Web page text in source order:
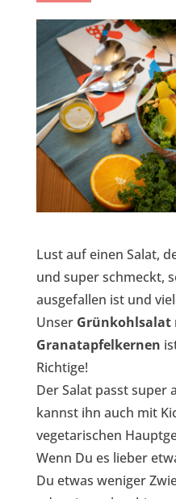
Lust auf einen Salat,
und super schmeckt,
ausgefallen ist und
Unser Grünkohlsalat
Granatapfelkernen
Richtige!
Der Salat passt super
kannst ihn auch mit
vegetarischen
Wenn Du es lieber
Du etwas weniger